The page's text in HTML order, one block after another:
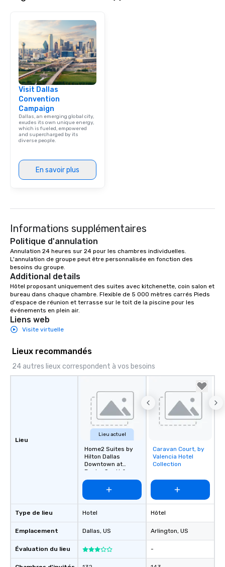
Visit Dallas
Convention
Campaign
Dallas, an emerging global city,
exudes its own unique energy,
which is fueled, empowered
and supercharged by its
diverse people.
En savoir plus
Informations supplémentaires
Politique d'annulation
Annulation 24 heures sur 24 pour les chambres individuelles.
L'annulation de groupe peut être personnalisée en fonction des
besoins du groupe.
Additional details
Hôtel proposant uniquement des suites avec kitchenette, coin salon et
bureau dans chaque chambre. Flexible de 5 000 mètres carrés Pieds
d'espace de réunion et terrasse sur le toit de la piscine pour les
événements en plein air.
Liens web
Visite virtuelle
Lieux recommandés
24 autres lieux correspondent à vos besoins
Lieu
Type de lieu
Emplacement
Évaluation du lieu
Lieu actuel
Home2 Suites by
Hilton Dallas
Downtown at
Baylor Scott &
White
Hotel
Dallas, US
Removed from
favorites
Caravan Court, by
Valencia Hotel
Collection
Hôtel
Arlington, US
-